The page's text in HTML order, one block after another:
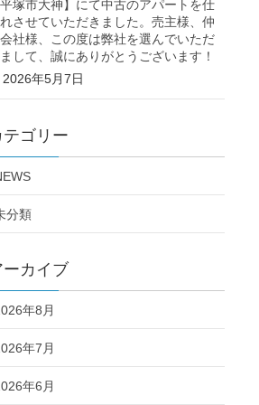
平塚市大神】にて中古のアパートを仕
れさせていただきました。売主様、仲
社様、この度は弊社を選んでいただ
して、誠にありがとうございます！
2026年5月7日
テゴリー
分類
ーカイブ
年8月
年7月
年6月